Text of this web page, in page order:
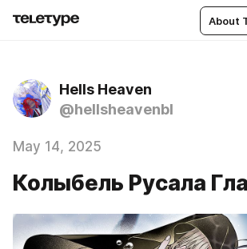
About
Hells Heaven
@hellsheavenbl
May 14, 2025
Колыбель Русала